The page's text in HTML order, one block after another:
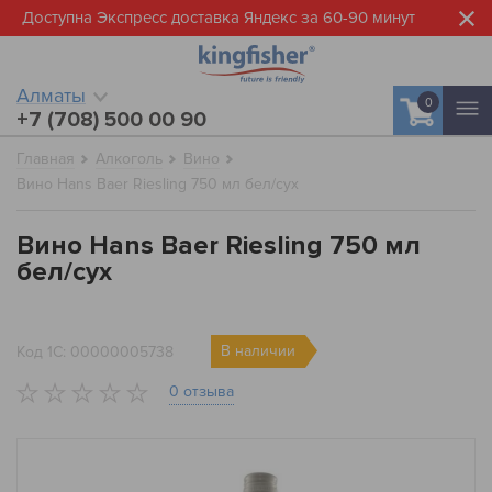
Доступна Экспресс доставка Яндекс за 60-90 минут
0
Алматы
+7 (708) 500 00 90
Главная Алкоголь
Вино
Вино Hans Baer Riesling 750 мл бел/сух
Вино Hans Baer Riesling 750 мл
бел/сух
Код 1С: 00000005738 В наличии
0 отзыва